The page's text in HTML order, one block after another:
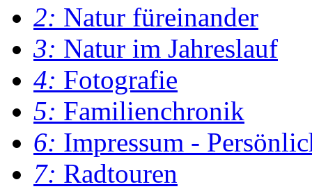
2: Natur füreinander
3: Natur im Jahreslauf
4: Fotografie
5: Familienchronik
6: Impressum -
7: Radtouren